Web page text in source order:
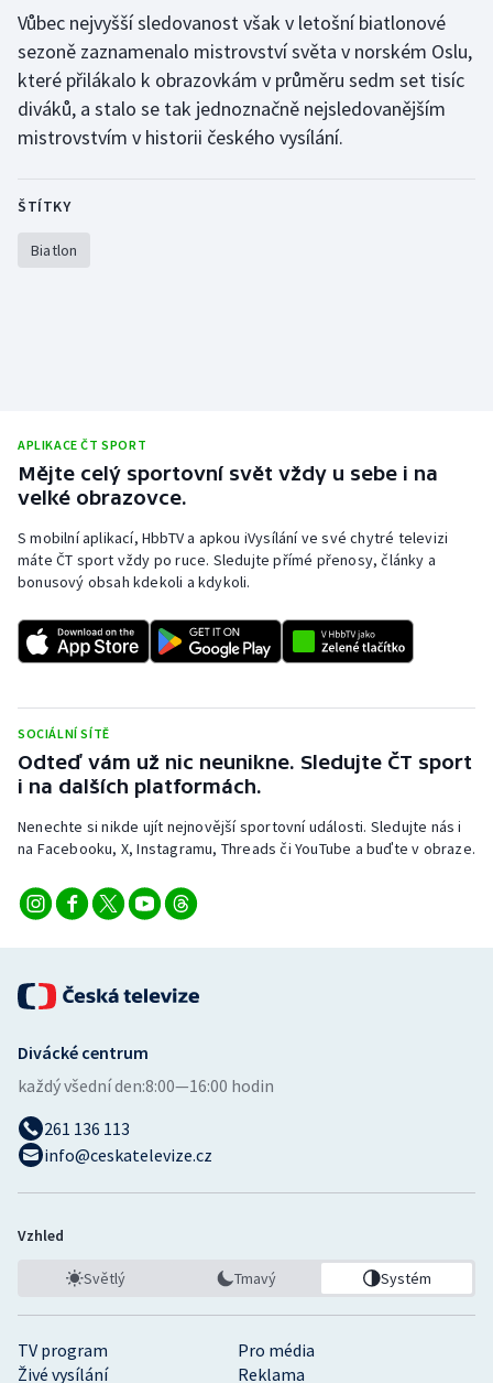
Plavání
Plážový volejbal
Ragby
Rychlobruslení
Rychlostní kanoistika
Triatlon
Vodní slalom
Volejbal
Vůbec nejvyšší sledovanost však v letošní biatlonové
sezoně zaznamenalo mistrovství světa v norském Oslu,
které přilákalo k obrazovkám v průměru sedm set tisíc
diváků, a stalo se tak jednoznačně nejsledovanějším
mistrovstvím v historii českého vysílání.
ŠTÍTKY
Biatlon
APLIKACE ČT SPORT
Mějte celý sportovní svět vždy u sebe i na
velké obrazovce.
S mobilní aplikací, HbbTV a apkou iVysílání ve své chytré televizi
máte ČT sport vždy po ruce. Sledujte přímé přenosy, články a
bonusový obsah kdekoli a kdykoli.
SOCIÁLNÍ SÍTĚ
Odteď vám už nic neunikne. Sledujte ČT sport
i na dalších platformách.
Nenechte si nikde ujít nejnovější sportovní události. Sledujte nás i
na Facebooku, X, Instagramu, Threads či YouTube a buďte v obraze.
TV program
Pro média
Živé vysílání
Reklama
Divácké centrum
každý všední den:8:00—16:00 hodin
261 136 113
info@ceskatelevize.cz
Vzhled
Světlý Tmavý Systém